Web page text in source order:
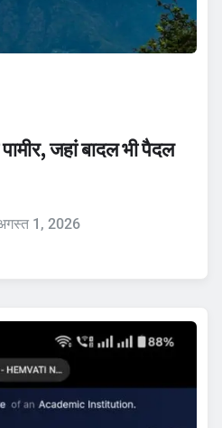
जहां बादल भी पैदल
1, 2026